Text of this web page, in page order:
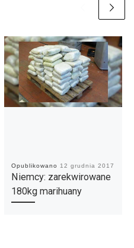
Opublikowano 12 grudnia 2017
Niemcy: zarekwirowane
180kg marihuany